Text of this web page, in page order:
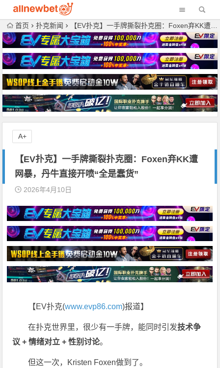
首页 扑克新闻 【EV扑克】一手牌撕裂扑克圈：Foxen弃KK遭网暴，丹牛直接开喷“全是蠢货”
【EV扑克】一手牌撕裂扑克圈：Foxen弃KK遭
网暴，丹牛直接开喷“全是蠢货”
2026年4月10日
【EV扑克(www.evp86.com)报道】
在扑克世界里，很少有一手牌，能同时引发技术争
议 + 情绪对立 + 性别讨论。
但这一次， Kristen Foxen做到了。
A+